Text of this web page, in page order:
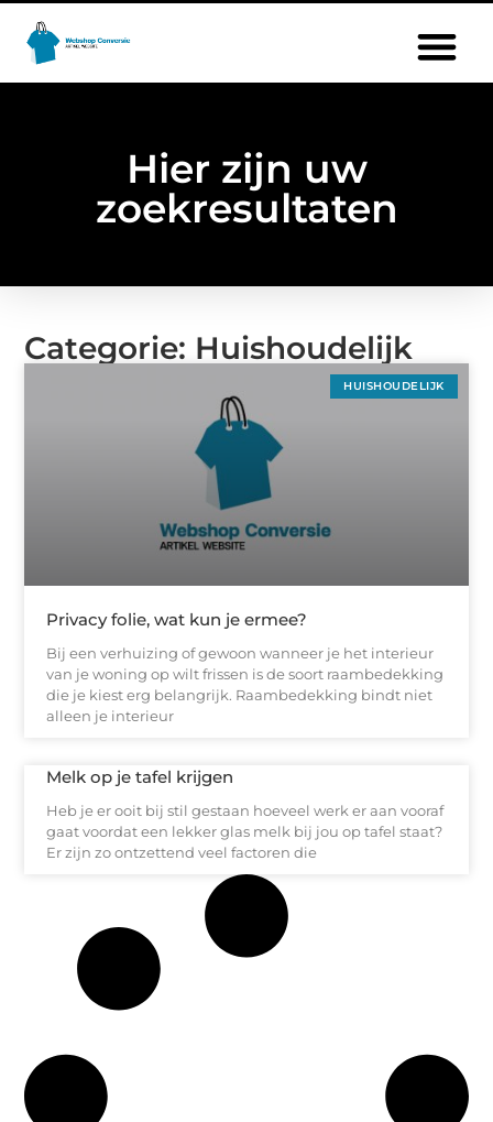
Hier zijn uw
zoekresultaten
Categorie: Huishoudelijk
HUISHOUDELIJK
Privacy folie, wat kun je ermee?
Bij een verhuizing of gewoon wanneer je het interieur
van je woning op wilt frissen is de soort raambedekking
die je kiest erg belangrijk. Raambedekking bindt niet
alleen je interieur
Melk op je tafel krijgen
Heb je er ooit bij stil gestaan hoeveel werk er aan vooraf
gaat voordat een lekker glas melk bij jou op tafel staat?
Er zijn zo ontzettend veel factoren die